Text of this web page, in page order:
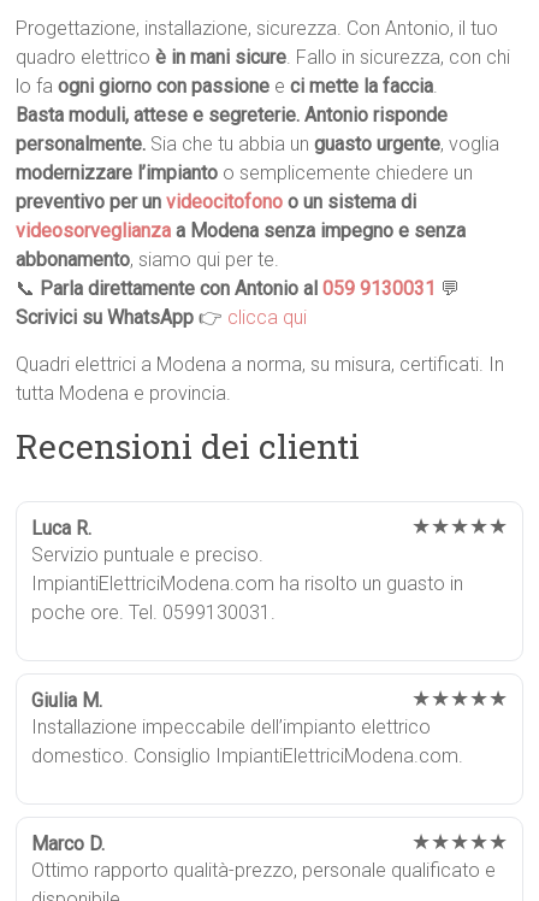
Progettazione, installazione, sicurezza. Con Antonio, il tuo
quadro elettricoè in mani sicure. Fallo in sicurezza, con chi
lo faogni giorno con passione eci mette la faccia.
Basta moduli, attese e segreterie. Antonio risponde
personalmente. Sia che tu abbia unguasto urgente, voglia
modernizzare l’impianto o semplicemente chiedere un
preventivo per unvideocitofono o un sistema di
videosorveglianza a Modena senza impegno e senza
abbonamento, siamo qui per te.
📞 Parla direttamente con Antonio al059 9130031 💬
Scrivici su WhatsApp 👉 clicca qui
Quadri elettrici a Modena a norma, su misura, certificati. In
tutta Modena e provincia.
Recensioni dei clienti
Luca R. ★★★★★
Servizio puntuale e preciso.
ImpiantiElettriciModena.com ha risolto un guasto in
poche ore. Tel. 0599130031.
Giulia M. ★★★★★
Installazione impeccabile dell’impianto elettrico
domestico. Consiglio ImpiantiElettriciModena.com.
Marco D. ★★★★★
Ottimo rapporto qualità-prezzo, personale qualificato e